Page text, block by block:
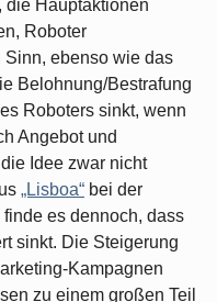
Hauptaktionen
Roboter
Sinn, ebenso wie das
Belohnung/Bestrafung
Roboters sinkt, wenn
Angebot und
Idee zwar nicht
„Lisboa“ bei der
es dennoch, dass
sinkt. Die Steigerung
Kampagnen
zu einem großen Teil